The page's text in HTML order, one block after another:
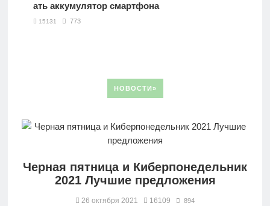
ать аккумулятор смартфона
15131 773
НОВОСТИ»
Черная пятница и Киберпонедельник
2021 Лучшие предложения
26 октября 2021 16109 894